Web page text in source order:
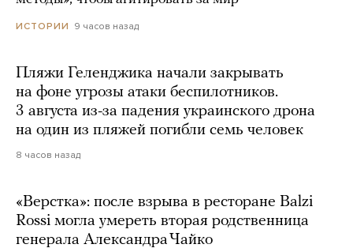
ИСТОРИИ 9 часов назад
Пляжи Геленджика начали закрывать
на фоне угрозы атаки беспилотников.
3 августа из-за падения украинского дрона
на один из пляжей погибли семь человек
8 часов назад
«Верстка»: после взрыва в ресторане Balzi
Rossi могла умереть вторая родственница
генерала Александра Чайко